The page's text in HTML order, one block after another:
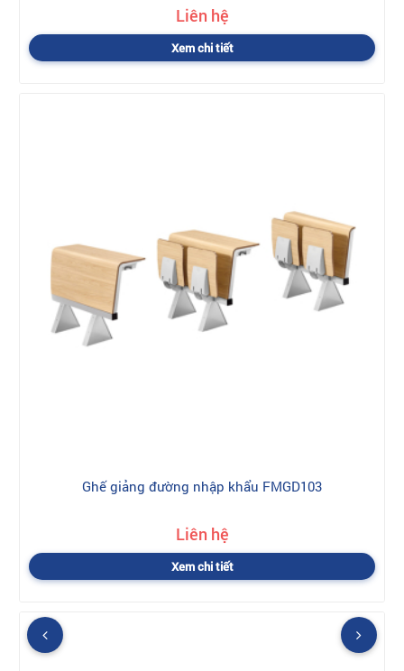
Liên hệ
Xem chi tiết
Ghế giảng đường nhập khẩu FMGD103
Liên hệ
Xem chi tiết